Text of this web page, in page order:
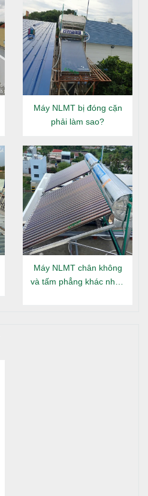
Máy NLMT bị đóng cặn
phải làm sao?
Máy NLMT chân không
và tấm phẳng khác nhau